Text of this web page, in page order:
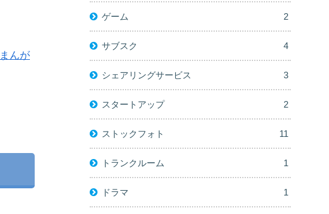
まんが
ゲーム 2
サブスク 4
シェアリングサービス 3
スタートアップ 2
ストックフォト 11
トランクルーム 1
ドラマ 1